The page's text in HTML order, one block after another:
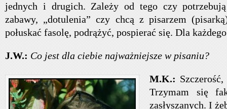
jednych i drugich. Zależy od tego czy
zabawy, „dotulenia” czy chcą z pisarzem
połuskać fasolę, podrążyć, pospierać się. Dla
J.W.: Co jest dla ciebie najważniejsze w pisaniu?
M.K.:
Trzymam się
zasłyszanych. I